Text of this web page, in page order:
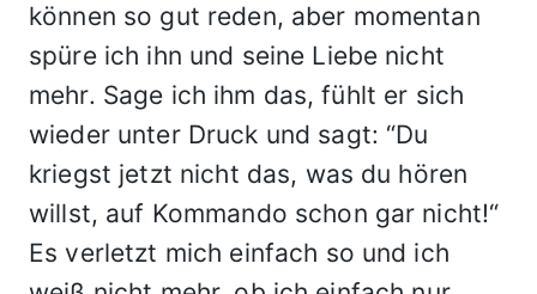
können so gut reden, aber momentan
spüre ich ihn und seine Liebe nicht
mehr. Sage ich ihm das, fühlt er sich
wieder unter Druck und sagt: “Du
kriegst jetzt nicht das, was du hören
willst, auf Kommando schon gar nicht!“
Es verletzt mich einfach so und ich